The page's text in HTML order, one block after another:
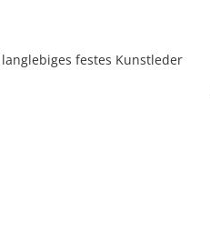
festes Kunstleder